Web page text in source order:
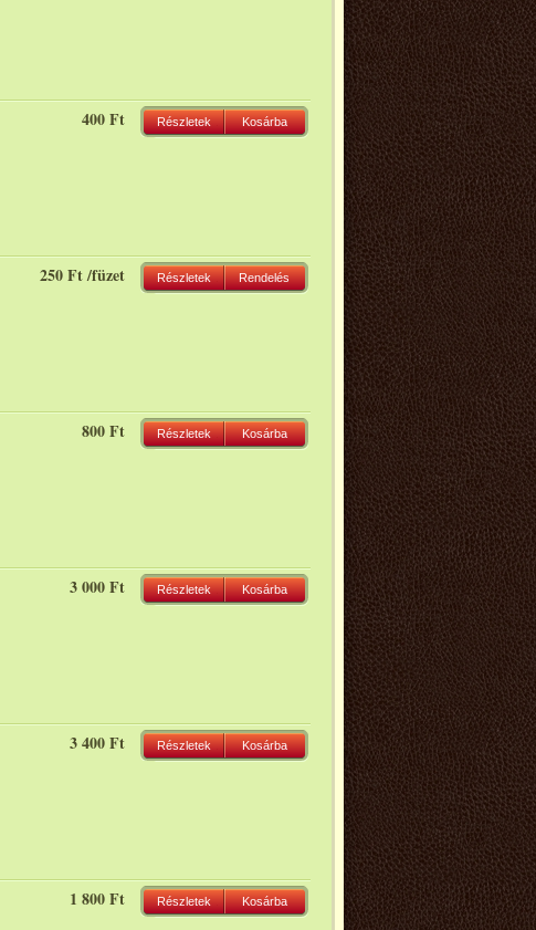
400 Ft Részletek Kosárba
250 Ft /füzet Részletek Rendelés
800 Ft Részletek Kosárba
3 000 Ft Részletek Kosárba
3 400 Ft Részletek Kosárba
1 800 Ft Részletek Kosárba